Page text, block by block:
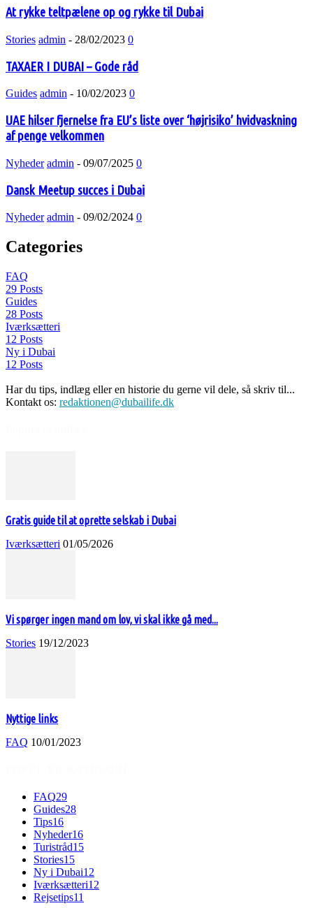
At rykke teltpælene op og rykke til Dubai
Stories admin - 28/02/2023 0
TAXAER I DUBAI – Gode råd
Guides admin - 10/02/2023 0
UAE hilser fjernelse fra EU’s liste over ‘højrisiko’ hvidvaskning
af penge velkommen
Nyheder admin - 09/07/2025 0
Dansk Meetup succes i Dubai
Nyheder admin - 09/02/2024 0
Categories
FAQ
29 Posts
Guides
28 Posts
Iværksætteri
12 Posts
Ny i Dubai
12 Posts
Har du tips, indlæg eller en historie du gerne vil dele, så skriv til...
Kontakt os: redaktionen@dubailife.dk
Gratis guide til at oprette selskab i Dubai
Iværksætteri 01/05/2026
Vi spørger ingen mand om lov, vi skal ikke gå med...
Stories 19/12/2023
Nyttige links
FAQ 10/01/2023
FAQ29
Guides28
Tips16
Nyheder16
Turistråd15
Stories15
Ny i Dubai12
Iværksætteri12
Rejsetips11